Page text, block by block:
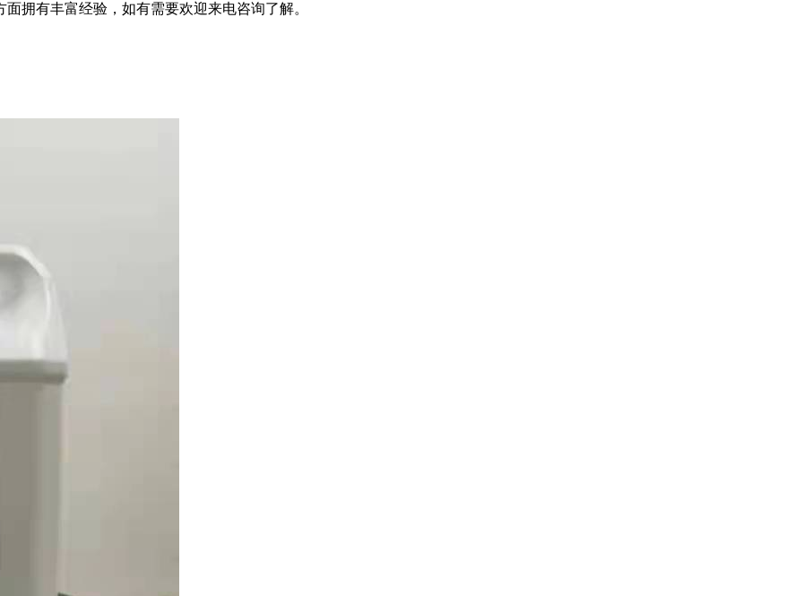
拥有丰富经验，如有需要欢迎来电咨询了解。